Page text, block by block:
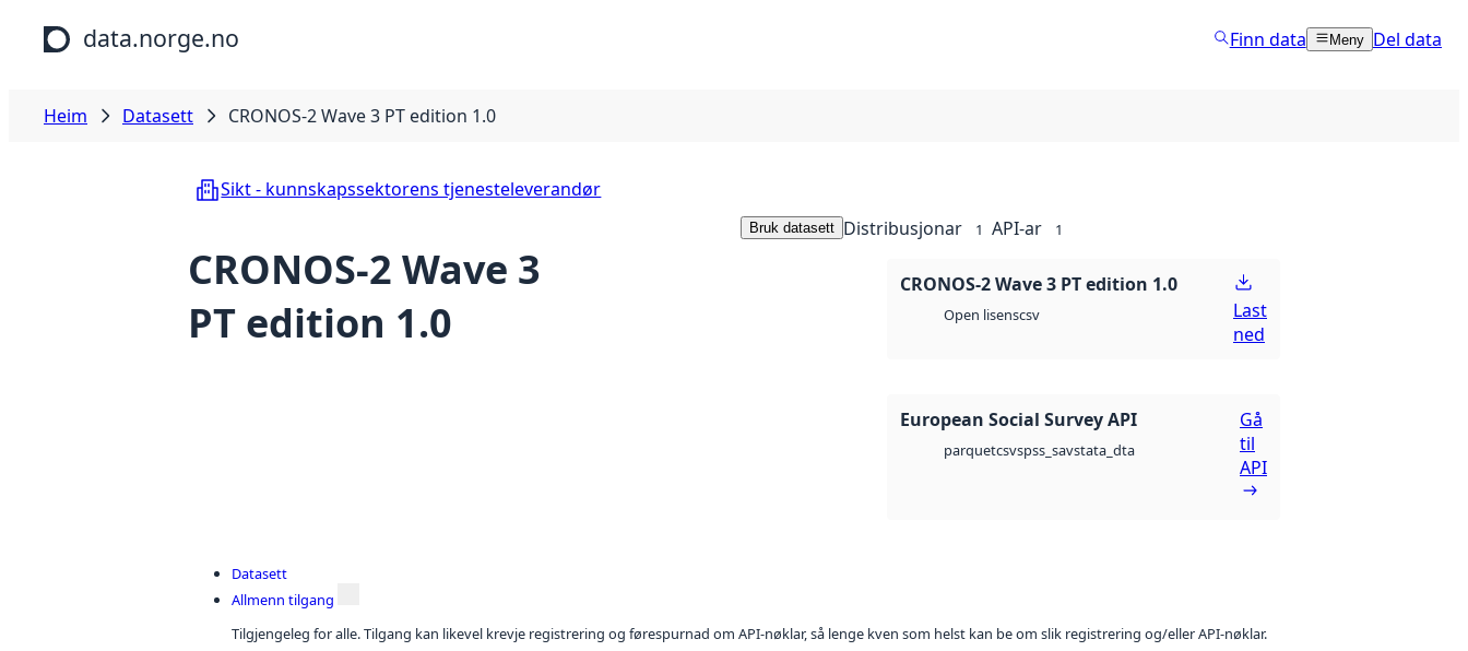
Hopp til hovudinnhald
data.norge.no Finn data Meny Del data
Heim Datasett CRONOS-2 Wave 3 PT edition 1.0
Sikt - kunnskapssektorens tjenesteleverandør
CRONOS-2 Wave 3
PT edition 1.0
Bruk datasett Distribusjonar 1 API-ar 1
CRONOS-2 Wave 3 PT edition 1.0
Open lisenscsv
Last
ned
European Social Survey API
parquetcsvspss_savstata_dta
Gå
til
API
Datasett
Allmenn tilgang
Tilgjengeleg for alle. Tilgang kan likevel krevje registrering og førespurnad om API-nøklar, så lenge kven som helst kan be om slik registrering og/eller API-nøklar.